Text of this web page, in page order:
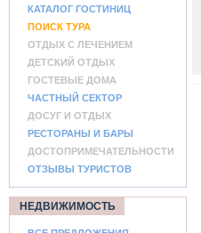
КАТАЛОГ ГОСТИНИЦ
ПОИСК ТУРА
ОТДЫХ С ЛЕЧЕНИЕМ
ДЕТСКИЙ ОТДЫХ
ГОСТЕВЫЕ ДОМА
ЧАСТНЫЙ СЕКТОР
ДОСУГ И ОТДЫХ
РЕСТОРАНЫ И БАРЫ
ДОСТОПРИМЕЧАТЕЛЬНОСТИ
ОТЗЫВЫ ТУРИСТОВ
НЕДВИЖИМОСТЬ